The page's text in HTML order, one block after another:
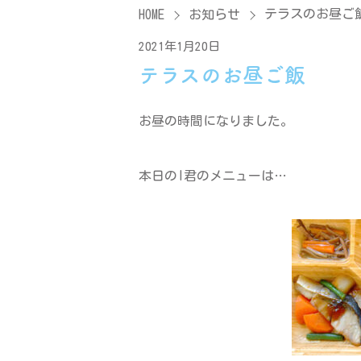
HOME お知らせ テラスのお昼ご
2021年1月20日
テラスのお昼ご飯
お昼の時間になりました。
本日のI君のメニューは…